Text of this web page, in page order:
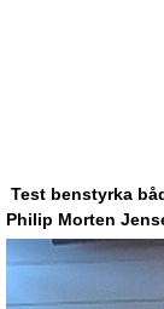
Test benstyrka
Philip Morten